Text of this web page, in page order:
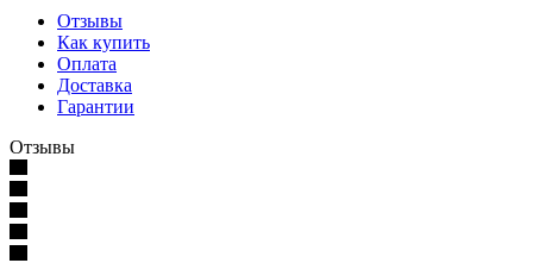
Отзывы
Как купить
Оплата
Доставка
Гарантии
Отзывы